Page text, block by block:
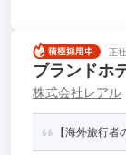
正
ブランドホ
株式会社レアル
【海外旅行